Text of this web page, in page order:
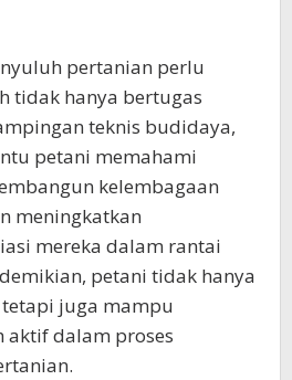
pertanian perlu
tidak hanya bertugas
teknis budidaya,
petani memahami
kelembagaan
meningkatkan
mereka dalam rantai
petani tidak hanya
juga mampu
dalam proses